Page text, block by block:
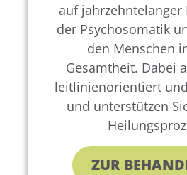
auf jahrzehntelanger
der Psychosomatik
den Menschen
Gesamtheit. Dabei
leitlinienorientiert
und unterstützen
ZUR